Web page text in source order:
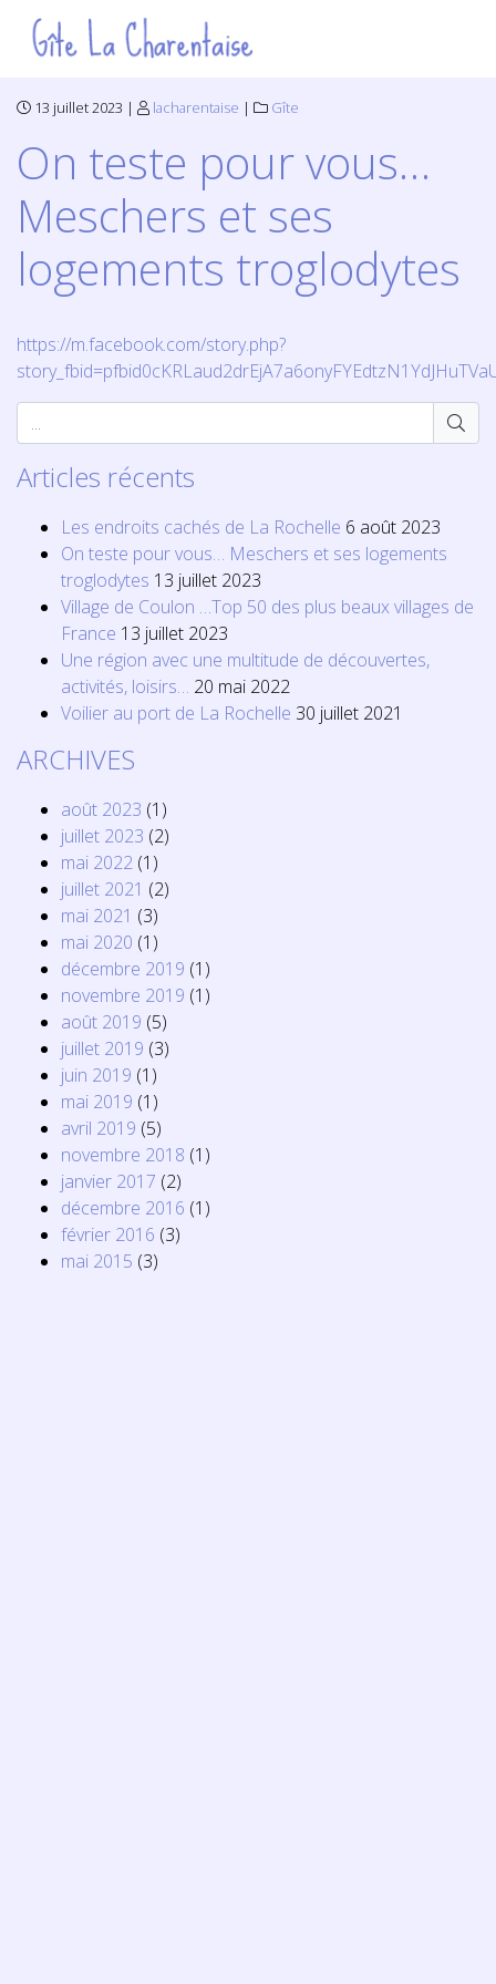
13 juillet 2023 | lacharentaise | Gîte
On teste pour vous…
Meschers et ses
logements troglodytes
https://m.facebook.com/story.php?
Articles récents
Les endroits cachés de La Rochelle 6 août 2023
On teste pour vous… Meschers et ses logements
troglodytes 13 juillet 2023
Village de Coulon …Top 50 des plus beaux villages de
France 13 juillet 2023
Une région avec une multitude de découvertes,
activités, loisirs… 20 mai 2022
Voilier au port de La Rochelle 30 juillet 2021
ARCHIVES
août 2023 (1)
juillet 2023 (2)
mai 2022 (1)
juillet 2021 (2)
mai 2021 (3)
mai 2020 (1)
décembre 2019 (1)
novembre 2019 (1)
août 2019 (5)
juillet 2019 (3)
juin 2019 (1)
mai 2019 (1)
avril 2019 (5)
novembre 2018 (1)
janvier 2017 (2)
décembre 2016 (1)
février 2016 (3)
mai 2015 (3)